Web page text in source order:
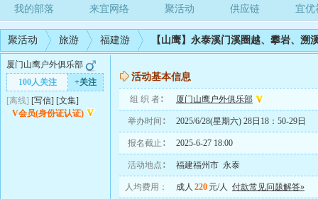
我的部落 来宜网络 聚活动 供应链 宜优
聚活动 旅游 福建游 【山鹰】永泰溪门溪圈越、攀岩、溯
厦门山鹰户外俱乐部
100人关注
+关注
[离线] [写信] [文集]
V会员(身份证认证)
活动基本信息
组 织 者∶ 厦门山鹰户外俱乐部
举办时间∶ 2025/6/28(星期六) 28日18：50-29日
报名截止∶ 2025-6-27 18:00
活动地点∶ 福建福州市 永泰
人均费用： 成人 220元/人 付款常见问题解答»